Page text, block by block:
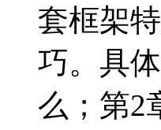
套框架
巧。具
么；第2